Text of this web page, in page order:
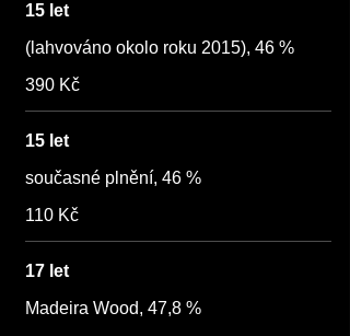
15 let
(lahvováno okolo roku 2015), 46 %
390 Kč
15 let
současné plnění, 46 %
110 Kč
17 let
Madeira Wood, 47,8 %